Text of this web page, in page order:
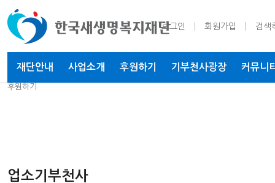
재단안내 사업소개 후원하기 기부천사광장 커뮤니
로그인 회원가입 검색
후원하기
업소기부천사